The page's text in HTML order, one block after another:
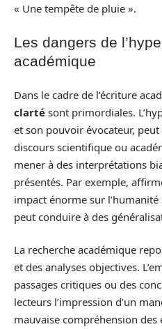
« Une tempête de pluie ».
Les dangers de
académique
Dans le cadre de l’écriture
clarté sont primordiales.
et son pouvoir évocateur,
discours scientifique ou
mener à des interprétations
présentés. Par exemple,
impact énorme sur
peut conduire à des
La recherche académique
et des analyses objectives.
passages critiques ou des
lecteurs l’impression d’un
mauvaise compréhension des